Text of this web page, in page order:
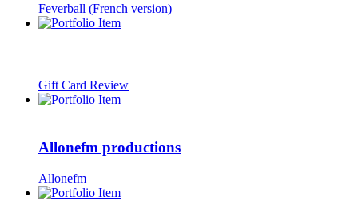
Feverball (French version)
Gift Card Review
Allonefm productions
Allonefm